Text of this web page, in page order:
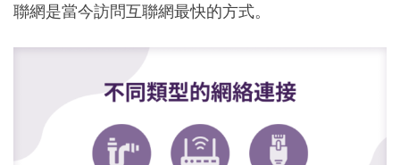
聯網是當今訪問互聯網最快的方式。